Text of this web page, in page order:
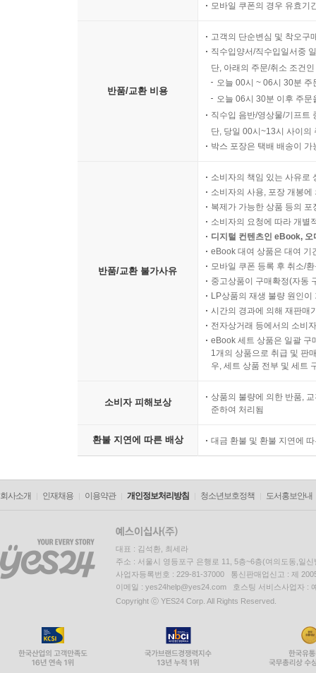
모바일 쿠폰의 경우 유효기
반품/교환 비용
고객의 단순변심 및 착오구
직수입양서/직수입일서중
단, 아래의 주문/취소 조건
오늘 00시 ~ 06시 30분
오늘 06시 30분 이후 주
직수입 음반/영상물/기프트
단, 당일 00시~13시 사이의
박스 포장은 택배 배송이
반품/교환 불가사유
소비자의 책임 있는 사유로
소비자의 사용, 포장 개봉
복제가 가능한 상품 등의
소비자의 요청에 따라 개별
디지털 컨텐츠인 eBook,
eBook 대여 상품은 대여 기
모바일 쿠폰 등록 후 취소/
중고상품이 구매확정(자동
LP상품의 재생 불량 원인
시간의 경과에 의해 재판매
전자상거래 등에서의 소비
eBook 세트 상품은 일괄 구
1개의 상품으로 취급 및 판
우, 세트 상품 전부 및 세트
소비자 피해보상
상품의 불량에 의한 반품,
준하여 처리됨
환불 지연에 따른 배상 대금 환불 및 환불 지연에
회사소개 인재채용 이용약관 개인정보처리방침 청소년보호정책 도서홍보안내
대표 : 김석환, 최세라
주소 : 서울시 영등포구 은행로 11, 5층~6층(여의도동,일신
사업자등록번호 : 229-81-37000 통신판매업신고 : 제
이메일 : yes24help@yes24.com 호스팅 서비스사업자 :
Copyright ⓒ YES24 Corp. All Rights Reserved.